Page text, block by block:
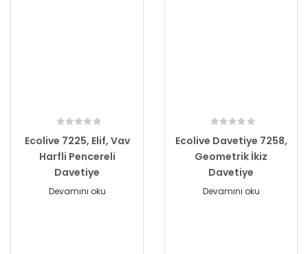
Ecolive 7225, Elif, Vav
Harfli Pencereli
Davetiye
Devamını oku
Ecolive Davetiye 7258,
Geometrik İkiz
Davetiye
Devamını oku